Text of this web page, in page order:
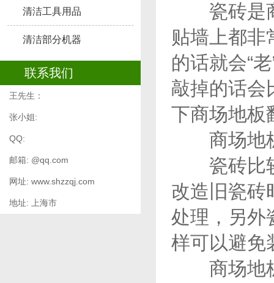
清洁工具用品
清洁部分机器
联系我们
王先生：
张小姐:
QQ:
邮箱: @qq.com
网址: www.shzzqj.com
地址: 上海市
瓷砖是商
贴墙上都非
的话就会“
敲掉的话会
下商场地板
商场地板
瓷砖比较
改造旧瓷砖
处理，另外
样可以避免
商场地板